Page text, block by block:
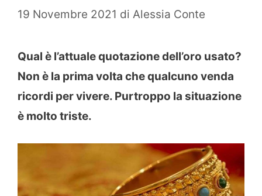
19 Novembre 2021 di Alessia Conte
Qual è l’attuale quotazione dell’oro usato?
Non è la prima volta che qualcuno venda
ricordi per vivere. Purtroppo la situazione
è molto triste.